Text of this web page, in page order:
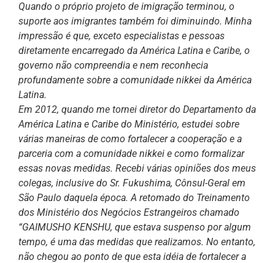
Quando o próprio projeto de imigração terminou, o
suporte aos imigrantes também foi diminuindo. Minha
impressão é que, exceto especialistas e pessoas
diretamente encarregado da América Latina e Caribe, o
governo não compreendia e nem reconhecia
profundamente sobre a comunidade nikkei da América
Latina.
Em 2012, quando me tornei diretor do Departamento da
América Latina e Caribe do Ministério, estudei sobre
várias maneiras de como fortalecer a cooperação e a
parceria com a comunidade nikkei e como formalizar
essas novas medidas. Recebi várias opiniões dos meus
colegas, inclusive do Sr. Fukushima, Cônsul-Geral em
São Paulo daquela época. A retomado do Treinamento
dos Ministério dos Negócios Estrangeiros chamado
“GAIMUSHO KENSHU, que estava suspenso por algum
tempo, é uma das medidas que realizamos. No entanto,
não chegou ao ponto de que esta idéia de fortalecer a